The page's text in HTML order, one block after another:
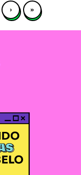
› »